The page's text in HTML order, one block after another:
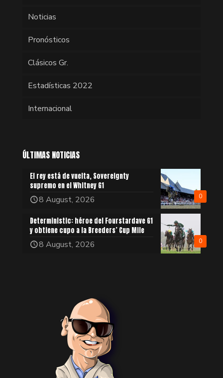
Noticias
Pronósticos
Clásicos Gr.
Estadísticas 2022
Internacional
ÚLTIMAS NOTICIAS
0
El rey está de vuelta, Sovereignty
supremo en el Whitney G1
8 August, 2026
0
Deterministic: héroe del Fourstardave G1
y obtiene cupo a la Breeders’ Cup Mile
8 August, 2026